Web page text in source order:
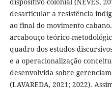
desarticular a resistência
ao final do movimento
arcabouço teórico-
quadro dos estudos
e a operacionalização
desenvolvida sobre
(LAVAREDA, 2021; 2022).